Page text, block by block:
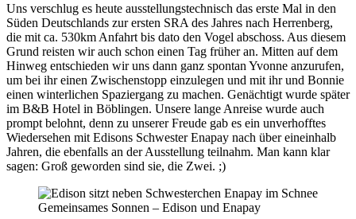
Uns verschlug es heute ausstellungstechnisch das erste Mal in den
Süden Deutschlands zur ersten SRA des Jahres nach Herrenberg,
die mit ca. 530km Anfahrt bis dato den Vogel abschoss. Aus diesem
Grund reisten wir auch schon einen Tag früher an. Mitten auf dem
Hinweg entschieden wir uns dann ganz spontan Yvonne anzurufen,
um bei ihr einen Zwischenstopp einzulegen und mit ihr und Bonnie
einen winterlichen Spaziergang zu machen. Genächtigt wurde später
im B&B Hotel in Böblingen. Unsere lange Anreise wurde auch
prompt belohnt, denn zu unserer Freude gab es ein unverhofftes
Wiedersehen mit Edisons Schwester Enapay nach über eineinhalb
Jahren, die ebenfalls an der Ausstellung teilnahm. Man kann klar
sagen: Groß geworden sind sie, die Zwei. ;)
Gemeinsames Sonnen – Edison und Enapay